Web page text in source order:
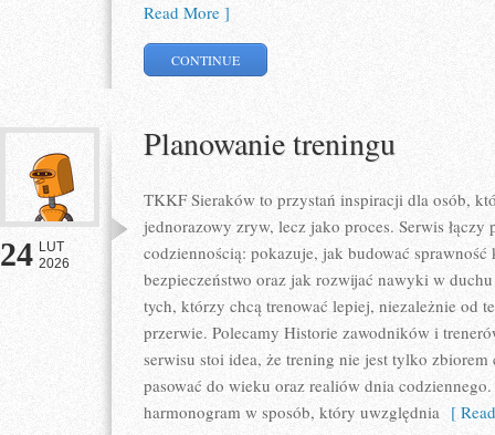
Read More ]
CONTINUE
24 LUT
2026
Planowanie treningu
TKKF Sieraków to przystań inspiracji dla osób,
jednorazowy zryw, lecz jako proces. Serwis łączy
codziennością: pokazuje, jak budować
bezpieczeństwo oraz jak rozwijać nawyki w
tych, którzy chcą trenować lepiej, niezależnie od
przerwie. Polecamy Historie zawodników i
serwisu stoi idea, że trening nie jest tylko
pasować do wieku oraz realiów dnia
harmonogram w sposób, który uwzględnia [